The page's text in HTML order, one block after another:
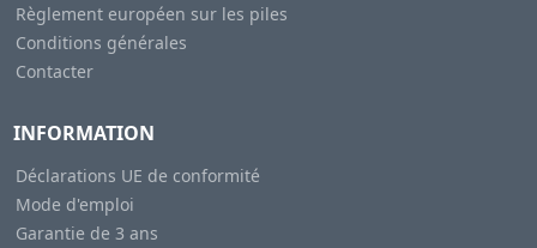
Règlement européen sur les piles
Conditions générales
Contacter
INFORMATION
Déclarations UE de conformité
Mode d'emploi
Garantie de 3 ans